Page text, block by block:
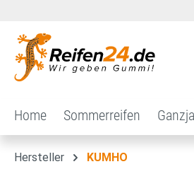
Home Sommerreifen
Hersteller KUMHO